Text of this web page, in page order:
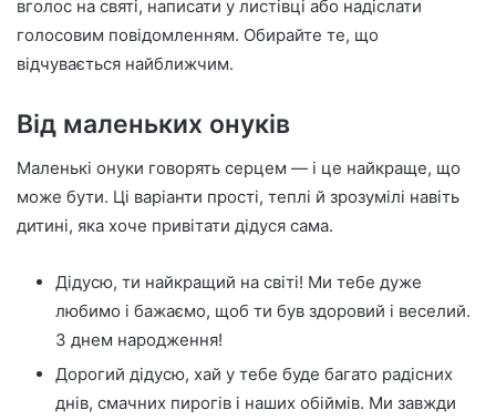
вголос на святі, написати у листівці або надіслати
голосовим повідомленням. Обирайте те, що
відчувається найближчим.
Від маленьких онуків
Маленькі онуки говорять серцем — і це найкраще, що
може бути. Ці варіанти прості, теплі й зрозумілі навіть
дитині, яка хоче привітати дідуся сама.
Дідусю, ти найкращий на світі! Ми тебе дуже
любимо і бажаємо, щоб ти був здоровий і веселий.
З днем народження!
Дорогий дідусю, хай у тебе буде багато радісних
днів, смачних пирогів і наших обіймів. Ми завжди